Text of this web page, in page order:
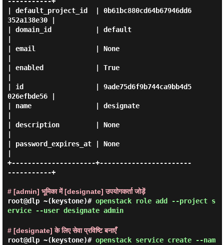
| default_project_id  | 0b61bc880cd64b67946dd6
352a138e30 |
| domain_id           | default
| email               | None
| enabled             | True
| id                  | 9ade75d6f9b744ca9bb4d5
026efbde56 |
| name                | designate
| description         | None
| password_expires_at | None
+---------------------+-----------------------
-----------+
# [admin] भूमिका में [designate] उपयोगकर्ता जोड़ें
root@dlp ~(keystone)# openstack role add --project s
ervice --user designate admin
# [designate] के लिए सेवा प्रविष्टि बनाएँ
root@dlp ~(keystone)# openstack service create --nam